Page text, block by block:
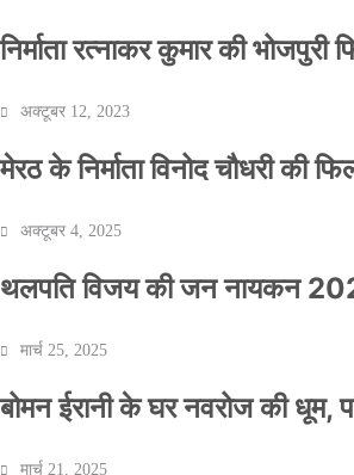
निर्माता रत्नाकर कुमार की
अक्टूबर 12, 2023
मेरठ के निर्माता विनोद चौधरी की
अक्टूबर 4, 2025
थलपति विजय की जन नायकन
मार्च 25, 2025
बोमन ईरानी के घर नवरोज की धूम,
मार्च 21, 2025